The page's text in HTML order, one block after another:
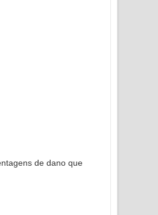
de dano que